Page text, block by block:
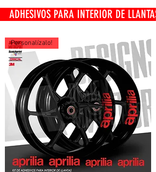
PARA INTERIOR DE LLANTAS
Personalízalo!